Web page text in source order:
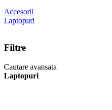
Accesorii
Laptopuri
Filtre
Cautare avansata
Laptopuri